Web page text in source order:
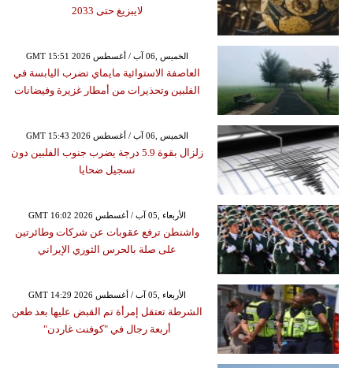
لايبزيغ حتى 2033
GMT 15:51 2026 الخميس ,06 آب / أغسطس
العاصفة الاستوائية مايماي تضرب اليابسة في
الفلبين وتحذيرات من أمطار غزيرة وفيضانات
GMT 15:43 2026 الخميس ,06 آب / أغسطس
زلزال بقوة 5.9 درجة يضرب جنوب الفلبين دون
تسجيل ضحايا
GMT 16:02 2026 الأربعاء ,05 آب / أغسطس
واشنطن ترفع عقوبات عن شركات وطائرتين
على صلة بالحرس الثوري الإيراني
GMT 14:29 2026 الأربعاء ,05 آب / أغسطس
الشرطة تعتقل إمرأة تم القبض عليها بعد طعن
أربعة رجال في "كوفنت غاردن"